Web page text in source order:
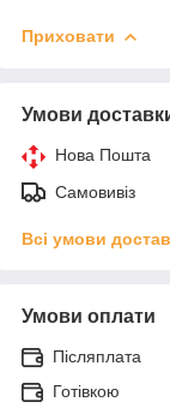
Приховати
Умови
Нова Пошта
Самовивіз
Всі умови
Умови оплати
Післяплата
Готівкою